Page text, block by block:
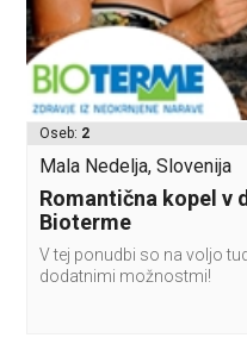
Oseb: 2
Mala Nedelja, Slovenija
Romantična kopel v
Bioterme
V tej ponudbi so na voljo
dodatnimi možnostmi!